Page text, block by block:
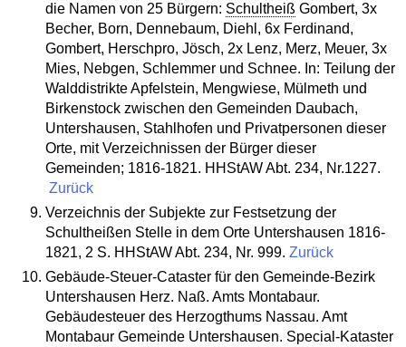
die Namen von 25 Bürgern: Schultheiß Gombert, 3x
Becher, Born, Dennebaum, Diehl, 6x Ferdinand,
Gombert, Herschpro, Jösch, 2x Lenz, Merz, Meuer, 3x
Mies, Nebgen, Schlemmer und Schnee. In: Teilung der
Walddistrikte Apfelstein, Mengwiese, Mülmeth und
Birkenstock zwischen den Gemeinden Daubach,
Untershausen, Stahlhofen und Privatpersonen dieser
Orte, mit Verzeichnissen der Bürger dieser
Gemeinden; 1816-1821. HHStAW Abt. 234, Nr.1227.
Zurück
Verzeichnis der Subjekte zur Festsetzung der
Schultheißen Stelle in dem Orte Untershausen 1816-
1821, 2 S. HHStAW Abt. 234, Nr. 999. Zurück
Gebäude-Steuer-Cataster für den Gemeinde-Bezirk
Untershausen Herz. Naß. Amts Montabaur.
Gebäudesteuer des Herzogthums Nassau. Amt
Montabaur Gemeinde Untershausen. Special-Kataster